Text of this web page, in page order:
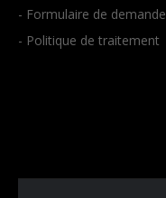
- Formulaire de demande
- Politique de traitement